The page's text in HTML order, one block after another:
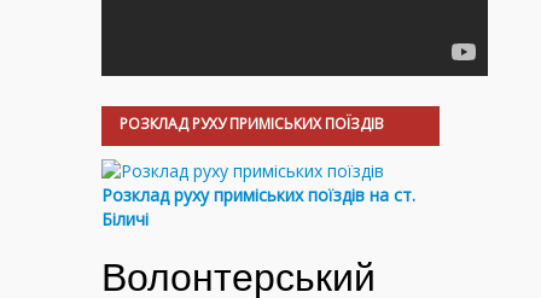
РОЗКЛАД РУХУ ПРИМІСЬКИХ ПОЇЗДІВ
Розклад руху приміських поїздів на ст.
Біличі